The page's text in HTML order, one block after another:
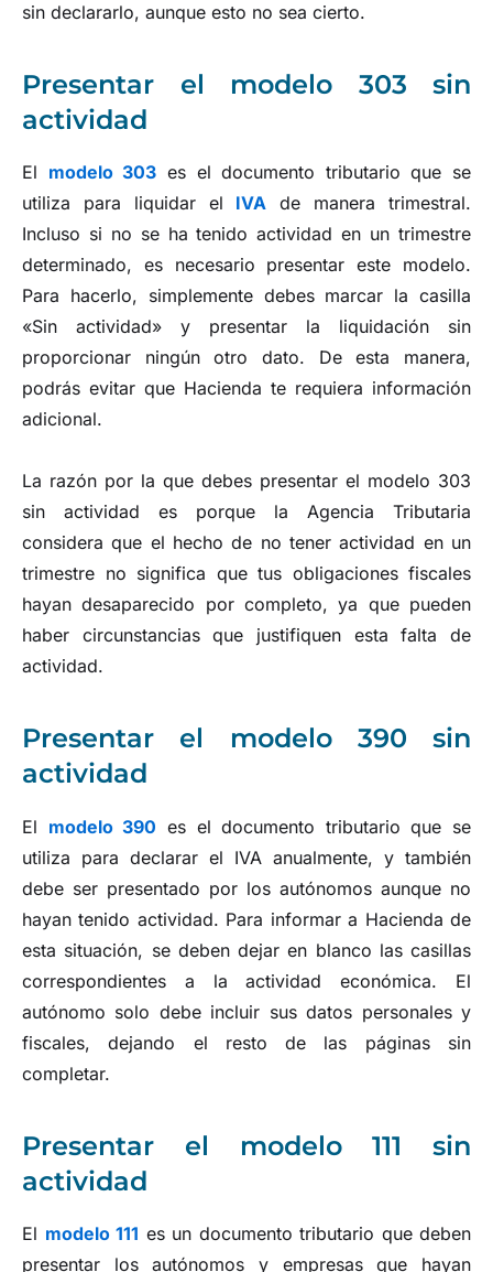
sin declararlo, aunque esto no sea cierto.
Presentar el modelo 303 sin
actividad
El modelo 303 es el documento tributario que se
utiliza para liquidar el IVA de manera trimestral.
Incluso si no se ha tenido actividad en un trimestre
determinado, es necesario presentar este modelo.
Para hacerlo, simplemente debes marcar la casilla
«Sin actividad» y presentar la liquidación sin
proporcionar ningún otro dato. De esta manera,
podrás evitar que Hacienda te requiera información
adicional.
La razón por la que debes presentar el modelo 303
sin actividad es porque la Agencia Tributaria
considera que el hecho de no tener actividad en un
trimestre no significa que tus obligaciones fiscales
hayan desaparecido por completo, ya que pueden
haber circunstancias que justifiquen esta falta de
actividad.
Presentar el modelo 390 sin
actividad
El modelo 390 es el documento tributario que se
utiliza para declarar el IVA anualmente, y también
debe ser presentado por los autónomos aunque no
hayan tenido actividad. Para informar a Hacienda de
esta situación, se deben dejar en blanco las casillas
correspondientes a la actividad económica. El
autónomo solo debe incluir sus datos personales y
fiscales, dejando el resto de las páginas sin
completar.
Presentar el modelo 111 sin
actividad
El modelo 111 es un documento tributario que deben
presentar los autónomos y empresas que hayan